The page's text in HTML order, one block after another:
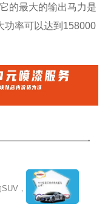
的最大的输出马力是
功率可以达到158000
，